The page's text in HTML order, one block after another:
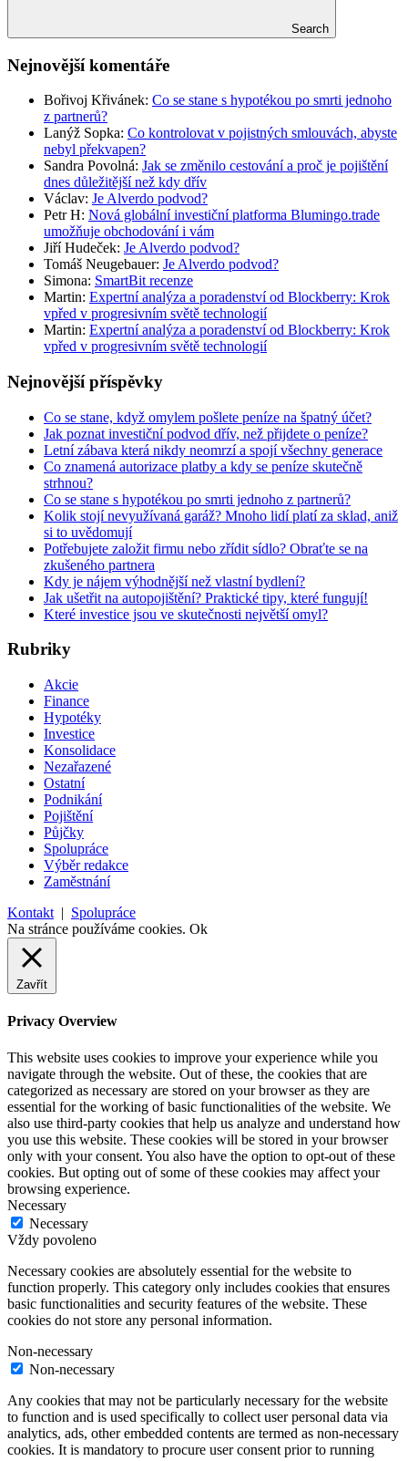
Search
Nejnovější komentáře
Bořivoj Křivánek: Co se stane s hypotékou po smrti jednoho
z partnerů?
Lanýž Sopka: Co kontrolovat v pojistných smlouvách, abyste
nebyl překvapen?
Sandra Povolná: Jak se změnilo cestování a proč je pojištění
dnes důležitější než kdy dřív
Václav: Je Alverdo podvod?
Petr H: Nová globální investiční platforma Blumingo.trade
umožňuje obchodování i vám
Jiří Hudeček: Je Alverdo podvod?
Tomáš Neugebauer: Je Alverdo podvod?
Simona: SmartBit recenze
Martin: Expertní analýza a poradenství od Blockberry: Krok
vpřed v progresivním světě technologií
Martin: Expertní analýza a poradenství od Blockberry: Krok
vpřed v progresivním světě technologií
Nejnovější příspěvky
Co se stane, když omylem pošlete peníze na špatný účet?
Jak poznat investiční podvod dřív, než přijdete o peníze?
Letní zábava která nikdy neomrzí a spojí všechny generace
Co znamená autorizace platby a kdy se peníze skutečně
strhnou?
Co se stane s hypotékou po smrti jednoho z partnerů?
Kolik stojí nevyužívaná garáž? Mnoho lidí platí za sklad, aniž
si to uvědomují
Potřebujete založit firmu nebo zřídit sídlo? Obraťte se na
zkušeného partnera
Kdy je nájem výhodnější než vlastní bydlení?
Jak ušetřit na autopojištění? Praktické tipy, které fungují!
Které investice jsou ve skutečnosti největší omyl?
Rubriky
Akcie
Finance
Hypotéky
Investice
Konsolidace
Nezařazené
Ostatní
Podnikání
Pojištění
Půjčky
Spolupráce
Výběr redakce
Zaměstnání
Kontakt | Spolupráce
Na stránce používáme cookies. Ok
Zavřít
Privacy Overview
This website uses cookies to improve your experience while you
navigate through the website. Out of these, the cookies that are
categorized as necessary are stored on your browser as they are
essential for the working of basic functionalities of the website. We
also use third-party cookies that help us analyze and understand how
you use this website. These cookies will be stored in your browser
only with your consent. You also have the option to opt-out of these
cookies. But opting out of some of these cookies may affect your
browsing experience.
Necessary
Necessary
Vždy povoleno
Necessary cookies are absolutely essential for the website to
function properly. This category only includes cookies that ensures
basic functionalities and security features of the website. These
cookies do not store any personal information.
Non-necessary
Non-necessary
Any cookies that may not be particularly necessary for the website
to function and is used specifically to collect user personal data via
analytics, ads, other embedded contents are termed as non-necessary
cookies. It is mandatory to procure user consent prior to running